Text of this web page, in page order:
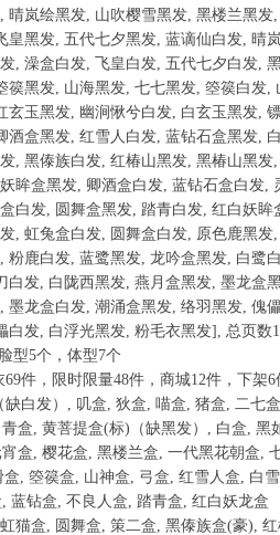
晴岚绘黑发, 山吹樱雪黑发, 黑楼兰黑发
皇黑发, 五代七夕黑发, 蓝谪仙白发, 晴
, 澡盒白发, 飞皇白发, 五代七夕白发,
篌黑发, 山海黑发, 七七黑发, 箜篌白发,
玄玉黑发, 幽涧愀兮白发, 白玄玉黑发,
酒盒黑发, 红雪人白发, 蓝钻石盒黑发,
, 黑傣族白发, 红椿山黑发, 黑椿山黑发
眸盒黑发, 卿酒盒白发, 蓝钻石盒白发,
白发, 圆舞盒黑发, 踏青白发, 红白妖眸
, 虹兔盒白发, 圆舞盒白发, 原色鹿黑发
粉鹿白发, 蓝鹭黑发, 龙吟盒黑发, 白鹭
白发, 白陇西黑发, 燕月盒黑发, 墨龙盒
墨龙盒白发, 潮涌盒黑发, 络羽黑发, 傀
白发, 白浮光黑发, 粉毛衣黑发], 总页数
型5个，体型7个
69件，限时限量48件，商城12件，下架6
白发）, 叽盒, 狄盒, 喵盒, 猪盒, 二七
盒, 黄菩提盒(标)（缺黑发）, 白盒, 黑
盒, 樱花盒, 黑楼兰盒, 一代黑花朝盒,
, 箜篌盒, 山神盒, 弓盒, 红雪人盒, 白
蓝钻盒, 不良人盒, 踏青盒, 红白妖龙盒
猫盒, 圆舞盒, 策二盒, 黑傣族盒(豪),